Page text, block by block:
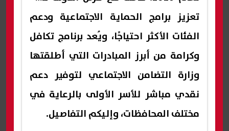
تعزيز برامج الحماية الاجتماعية ودعم
الفئات الأكثر احتياجًا، ويُعد برنامج تكافل
وكرامة من أبرز المبادرات التي أطلقتها
وزارة التضامن الاجتماعي لتوفير دعم
نقدي مباشر للأسر الأولى بالرعاية في
مختلف المحافظات، وإليكم التفاصيل.